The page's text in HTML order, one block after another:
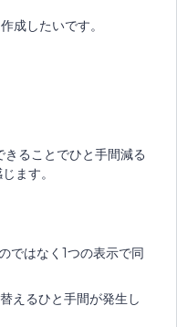
成したいです。
ることでひと手間減る
ます。
ではなく1つの表示で同
えるひと手間が発生し